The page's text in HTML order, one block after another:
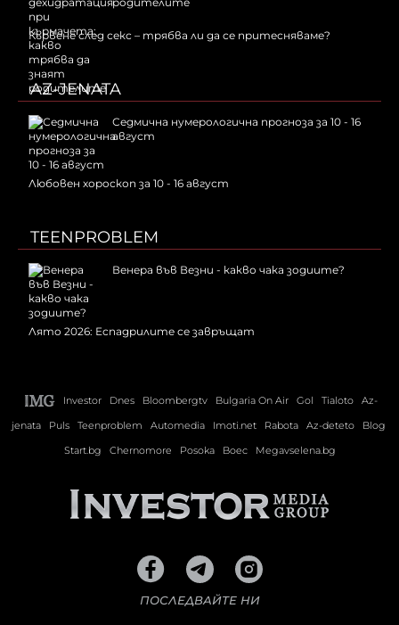
Кървене след секс – трябва ли да се притесняваме?
AZ-JENATA
Седмична нумерологична прогноза за 10 - 16
август
Любовен хороскоп за 10 - 16 август
TEENPROBLEM
Венера във Везни - какво чака зодиите?
Лято 2026: Еспадрилите се завръщат
Investor Dnes Bloombergtv Bulgaria On Air Gol Tialoto
Az-
jenata
Puls Teenproblem Automedia Imoti.net Rabota Az-deteto
Blog
Start.bg
Chernomore Posoka Boec Megavselena.bg
ПОСЛЕДВАЙТЕ НИ